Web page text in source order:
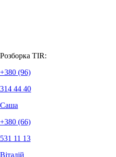
Розборка ТІR:
+380 (96)
314 44 40
Саша
+380 (66)
531 11 13
Віталій